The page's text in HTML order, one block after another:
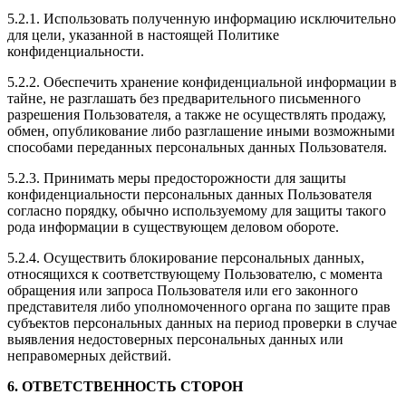
5.2.1. Использовать полученную информацию исключительно
для цели, указанной в настоящей Политике
конфиденциальности.
5.2.2. Обеспечить хранение конфиденциальной информации в
тайне, не разглашать без предварительного письменного
разрешения Пользователя, а также не осуществлять продажу,
обмен, опубликование либо разглашение иными возможными
способами переданных персональных данных Пользователя.
5.2.3. Принимать меры предосторожности для защиты
конфиденциальности персональных данных Пользователя
согласно порядку, обычно используемому для защиты такого
рода информации в существующем деловом обороте.
5.2.4. Осуществить блокирование персональных данных,
относящихся к соответствующему Пользователю, с момента
обращения или запроса Пользователя или его законного
представителя либо уполномоченного органа по защите прав
субъектов персональных данных на период проверки в случае
выявления недостоверных персональных данных или
неправомерных действий.
6. ОТВЕТСТВЕННОСТЬ СТОРОН